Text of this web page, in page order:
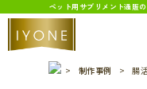
ペット用サプリメント通販
WORKS
制作事例
> 制作事例 > 腸